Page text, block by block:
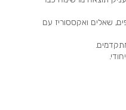
שאלים ואקססוריז עם